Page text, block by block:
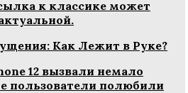
к классике может
Как Лежит в Руке?
12 вызвали немало
пользователи полюбили